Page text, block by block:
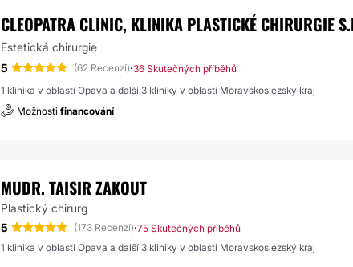
CLEOPATRA CLINIC, KLINIKA PLASTICKÉ CHIRURGIE
Estetická chirurgie
5
(62 Recenzí)·36 Skutečných příběhů
1 klinika v oblasti Opava a další 3 kliniky v oblasti Moravskoslezský kraj
Možnosti financování
MUDR. TAISIR ZAKOUT
Plastický chirurg
5
(173 Recenzí)·75 Skutečných příběhů
1 klinika v oblasti Opava a další 3 kliniky v oblasti Moravskoslezský kraj